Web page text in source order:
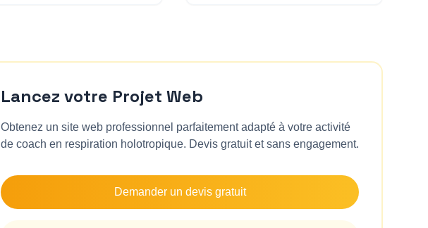
Lancez votre Projet Web
Obtenez un site web professionnel parfaitement adapté à votre activité
de coach en respiration holotropique. Devis gratuit et sans engagement.
Demander un devis gratuit